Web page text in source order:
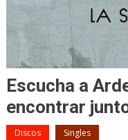
Escucha a
encontrar
Discos Singles